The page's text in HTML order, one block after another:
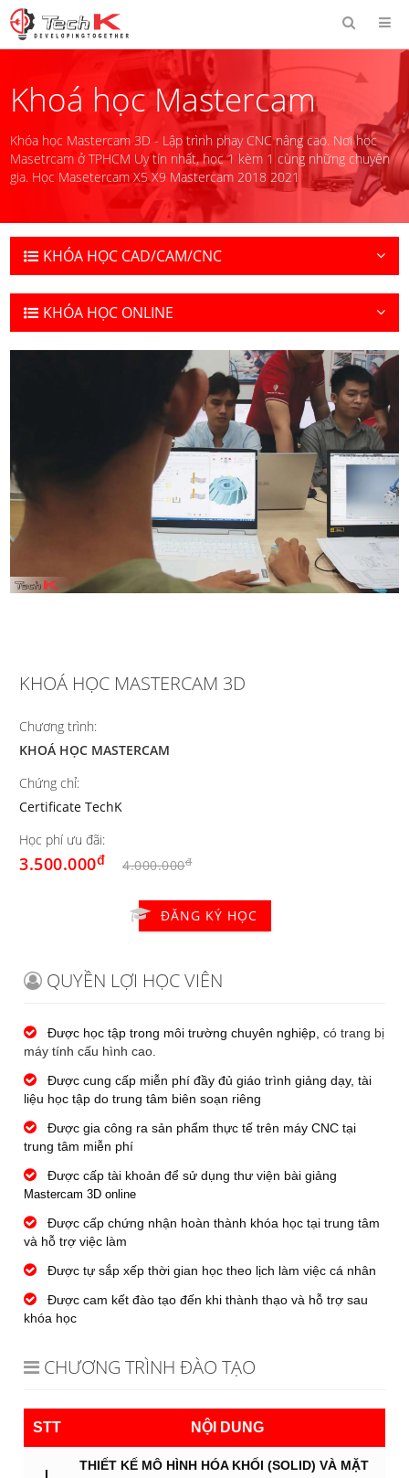
Khoá học Mastercam
Khóa học Mastercam 3D - Lập trình phay CNC nâng cao. Nơi học
Masetrcam ở TPHCM Uy tín nhất, học 1 kèm 1 cùng những chuyên
gia. Học Masetercam X5 X9 Mastercam 2018 2021
KHÓA HỌC CAD/CAM/CNC
KHÓA HỌC ONLINE
KHOÁ HỌC MASTERCAM 3D
Chương trình:
KHOÁ HỌC MASTERCAM
Chứng chỉ:
Certificate TechK
Học phí ưu đãi:
3.500.000đ 4.000.000đ
ĐĂNG KÝ HỌC
QUYỀN LỢI HỌC VIÊN
Được học tập trong môi trường chuyên nghiệp, có trang bị
máy tính cấu hình cao.
Được cung cấp miễn phí đầy đủ giáo trình giảng dạy, tài
liệu học tập do trung tâm biên soạn riêng
Được gia công ra sản phẩm thực tế trên máy CNC tại
trung tâm miễn phí
Được cấp tài khoản để sử dụng thư viện bài giảng
Mastercam 3D online
Được cấp chứng nhận hoàn thành khóa học tại trung tâm
và hỗ trợ việc làm
Được tự sắp xếp thời gian học theo lịch làm việc cá nhân
Được cam kết đào tạo đến khi thành thạo và hỗ trợ sau
khóa học
CHƯƠNG TRÌNH ĐÀO TẠO
STT NỘI DUNG
I
THIẾT KẾ MÔ HÌNH HÓA KHỐI (SOLID) VÀ MẶT